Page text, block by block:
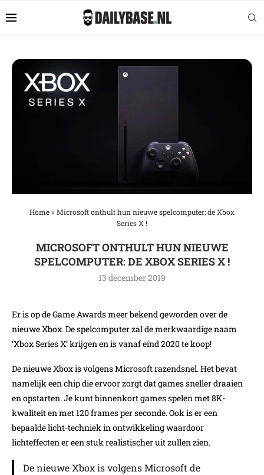
Home» Microsoft onthult hun nieuwe spelcomputer: de Xbox
Series X !
MICROSOFT ONTHULT HUN NIEUWE
SPELCOMPUTER: DE XBOX SERIES X !
13 december 2019
Er is op de Game Awards meer bekend geworden over de
nieuwe Xbox. De spelcomputer zal de merkwaardige naam
‘Xbox Series X’ krijgen en is vanaf eind 2020 te koop!
De nieuwe Xbox is volgens Microsoft razendsnel. Het bevat
namelijk een chip die ervoor zorgt dat games sneller draaien
en opstarten. Je kunt binnenkort games spelen met 8K-
kwaliteit en met 120 frames per seconde. Ook is er een
bepaalde licht-techniek in ontwikkeling waardoor
lichteffecten er een stuk realistischer uit zullen zien.
De nieuwe Xbox is volgens Microsoft de